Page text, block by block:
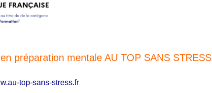
préparation mentale AU TOP SANS STRESS
top-sans-stress.fr